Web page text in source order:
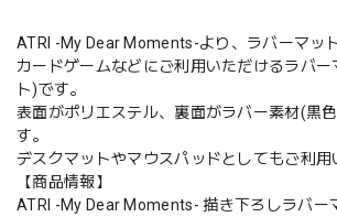
ATRI -My Dear Moments-より、ラバーマッ
カードゲームなどにご利用いただけるラバー
ト)です。
表面がポリエステル、裏面がラバー素材(黒
す。
デスクマットやマウスパッドとしてもご利用
【商品情報】
ATRI -My Dear Moments- 描き下ろしラバー